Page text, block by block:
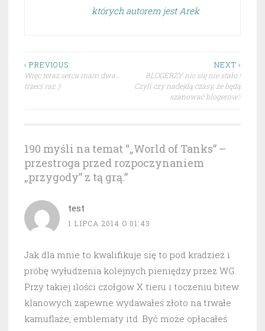
których autorem jest Arek
Nawigacja
wpisu
‹ PREVIOUS
Więc teraz serca mam dwa…
trzeci raz :)
NEXT ›
BLOGERZY nic się nie stało !
Czyli czy nadejdą czasy, że będą
szanować blogerów?
190 myśli na temat “„World of Tanks” –
przestroga przed rozpoczynaniem
„przygody” z tą grą.”
test
1 LIPCA 2014 O 01:43
Jak dla mnie to kwalifikuje się to pod kradzież i
próbę wyłudzenia kolejnych pieniędzy przez WG.
Przy takiej ilości czołgów X tieru i toczeniu bitew
klanowych zapewne wydawałeś złoto na trwałe
kamuflaże, emblematy itd. Być może opłacałeś